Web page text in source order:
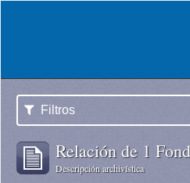
Filtros
Relación de 1
Descripción archivística